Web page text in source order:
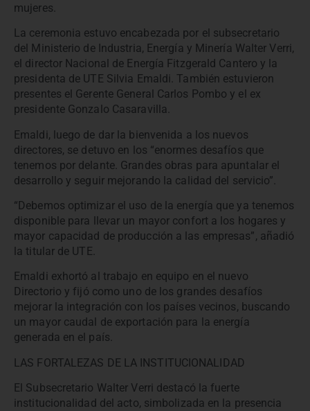
mujeres.
La ceremonia estuvo encabezada por el subsecretario
del Ministerio de Industria, Energía y Minería Walter Verri,
el director Nacional de Energía Fitzgerald Cantero y la
presidenta de UTE Silvia Emaldi. También estuvieron
presentes el Gerente General Carlos Pombo y el ex
presidente Gonzalo Casaravilla.
Emaldi, luego de dar la bienvenida a los nuevos
directores, se detuvo en los “enormes desafíos que
tenemos por delante. Grandes obras para apuntalar el
desarrollo y seguir mejorando la calidad del servicio”.
“Debemos optimizar el uso de la energía que ya tenemos
disponible para llevar un mayor confort a los hogares y
mayor capacidad de producción a las empresas”, añadió
la titular de UTE.
Emaldi exhortó al trabajo en equipo en el nuevo
Directorio y fijó como uno de los grandes desafíos
mejorar la integración con los países vecinos, buscando
un mayor caudal de exportación para la energía
generada en el país.
LAS FORTALEZAS DE LA INSTITUCIONALIDAD
El Subsecretario Walter Verri destacó la fuerte
institucionalidad del acto, simbolizada en la presencia